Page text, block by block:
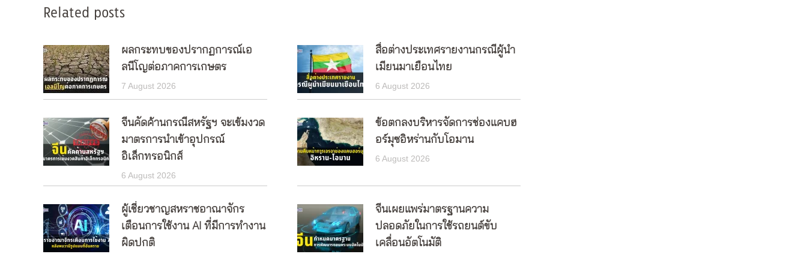
Related posts
ผลกระทบของปรากฏการณ์เอ
ลนีโญต่อภาคการเกษตร
7 August 2026
สื่อต่างประเทศรายงานกรณีผู้นำ
เมียนมาเยือนไทย
6 August 2026
จีนคัดค้านกรณีสหรัฐฯ จะเข้มงวด
มาตรการนำเข้าอุปกรณ์
อิเล็กทรอนิกส์
6 August 2026
ข้อตกลงบริหารจัดการช่องแคบฮ
อร์มุซอิหร่านกับโอมาน
6 August 2026
ผู้เชี่ยวชาญสหราชอาณาจักร
เตือนการใช้งาน AI ที่มีการทำงาน
ผิดปกติ
จีนเผยแพร่มาตรฐานความ
ปลอดภัยในการใช้รถยนต์ขับ
เคลื่อนอัตโนมัติ